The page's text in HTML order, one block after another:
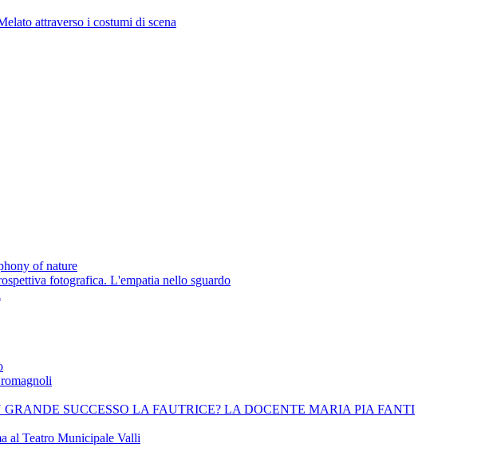
attraverso i costumi di scena
of nature
fotografica. L'empatia nello sguardo
SUCCESSO LA FAUTRICE? LA DOCENTE MARIA PIA FANTI
al Teatro Municipale Valli